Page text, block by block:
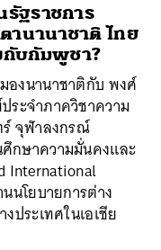
ฐราชการ
นานาชาติ ไทย
กับกัมพูชา?
องนานาชาติกับ พงศ์
ะจำภาควิชาความ
จุฬาลงกรณ์
กษาความมั่นคงและ
International
นโยบายการต่าง
ประเทศในเอเชีย